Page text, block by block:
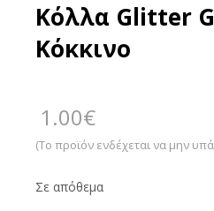
Κόλλα Glitter
Kόκκινο
1.00€
(Το προϊόν ενδέχεται να μην
Σε απόθεμα